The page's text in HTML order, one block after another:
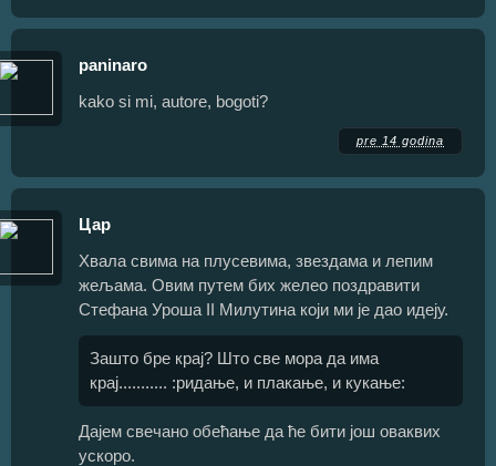
paninaro
kako si mi, autore, bogoti?
pre 14 godina
Цар
Хвала свима на плусевима, звездама и лепим
жељама. Овим путем бих желео поздравити
Стефана Уроша II Милутина који ми је дао идеју.
Зашто бре крај? Што све мора да има
крај........... :ридање, и плакање, и кукање:
Дајем свечано обећање да ће бити још оваквих
ускоро.